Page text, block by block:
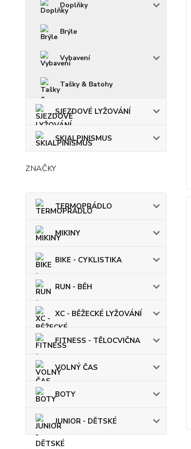
Doplňky
Brýle
Vybavení
Tašky & Batohy
SJEZDOVÉ LYŽOVÁNÍ
SKIALPINISMUS
ZNAČKY
TERMOPRÁDLO
MIKINY
BIKE - CYKLISTIKA
RUN - BĚH
XC - BĚŽECKÉ LYŽOVÁNÍ
FITNESS - TĚLOCVIČNA
VOLNÝ ČAS
BOTY
JUNIOR - DĚTSKÉ